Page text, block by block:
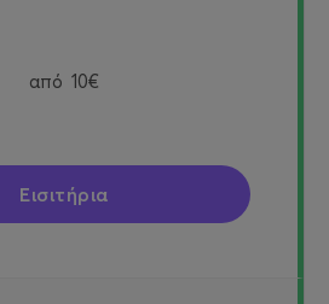
από 10€
Εισιτήρια